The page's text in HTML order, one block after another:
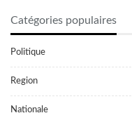
Catégories populaires
Politique
Region
Nationale